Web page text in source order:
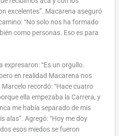
excelentes”. Macarena aseguró
“No solo nos ha formado
como personas. Eso es para
expresaron: “Es un orgullo.
en realidad Macarena nos
recordó: “Hace cuatro
ella empezaba la Carrera, y
me había separado de mis
alas”. Agregó: “Hoy me doy
esos miedos se fueron